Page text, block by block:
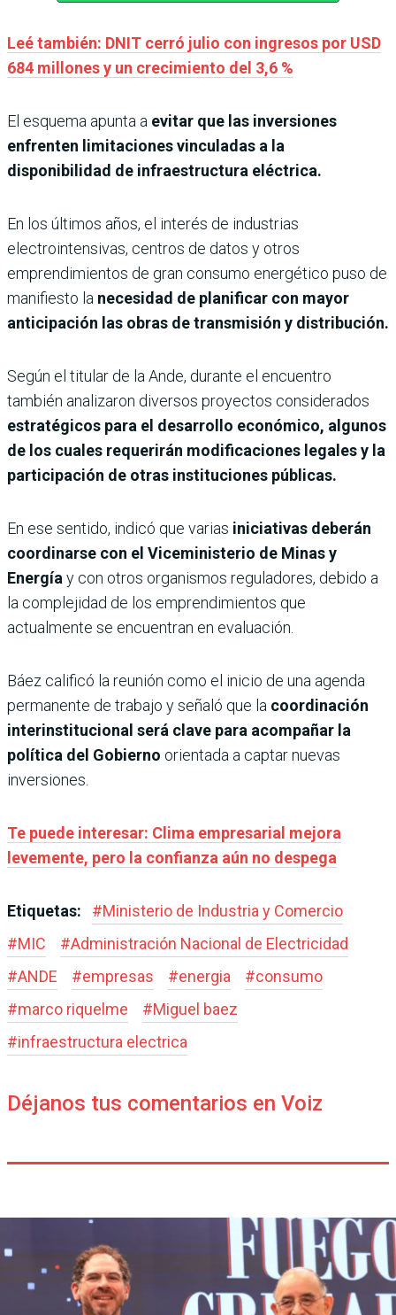
Leé también: DNIT cerró julio con ingresos por USD
684 millones y un crecimiento del 3,6 %
El esquema apunta a evitar que las inversiones
enfrenten limitaciones vinculadas a la
disponibilidad de infraestructura eléctrica.
En los últimos años, el interés de industrias
electrointensivas, centros de datos y otros
emprendimientos de gran consumo energético puso de
manifiesto la necesidad de planificar con mayor
anticipación las obras de transmisión y distribución.
Según el titular de la Ande, durante el encuentro
también analizaron diversos proyectos considerados
estratégicos para el desarrollo económico, algunos
de los cuales requerirán modificaciones legales y la
participación de otras instituciones públicas.
En ese sentido, indicó que varias iniciativas deberán
coordinarse con el Viceministerio de Minas y
Energía y con otros organismos reguladores, debido a
la complejidad de los emprendimientos que
actualmente se encuentran en evaluación.
Báez calificó la reunión como el inicio de una agenda
permanente de trabajo y señaló que la coordinación
interinstitucional será clave para acompañar la
política del Gobierno orientada a captar nuevas
inversiones.
Te puede interesar: Clima empresarial mejora
levemente, pero la confianza aún no despega
Etiquetas: #Ministerio de Industria y Comercio
#MIC #Administración Nacional de Electricidad
#ANDE #empresas #energia #consumo
#marco riquelme #Miguel baez
#infraestructura electrica
Déjanos tus comentarios en Voiz